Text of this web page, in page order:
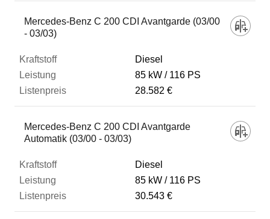
Mercedes-Benz C 200 CDI Avantgarde (03/00
- 03/03)
Diesel
85 kW
116 PS
28.582 €
Mercedes-Benz C 200 CDI Avantgarde
Automatik (03/00 - 03/03)
Diesel
85 kW
116 PS
30.543 €